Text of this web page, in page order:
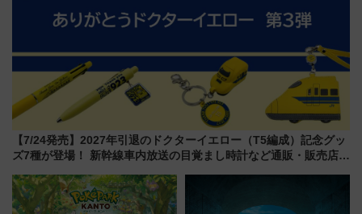
【7/24発売】2027年引退のドクターイエロー（T5編成）記念グッ
ズ7種が登場！ 新幹線車内放送の目覚まし時計など通販・販売店舗